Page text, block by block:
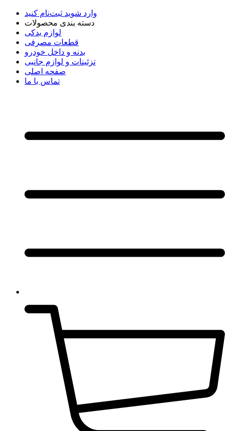
وارد شوید ثبت‌نام کنید
دسته بندی محصولات
لوازم یدکی
قطعات مصرفی
بدنه و داخل خودرو
تزئینات و لوازم جانبی
صفحه اصلی
تماس با ما